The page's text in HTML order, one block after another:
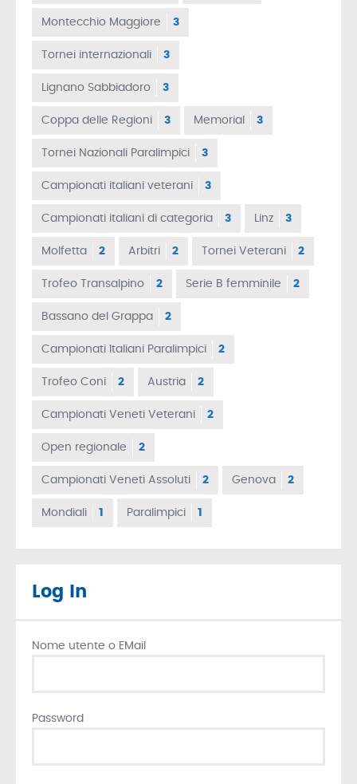
Montecchio Maggiore 3
Tornei internazionali 3
Lignano Sabbiadoro 3
Coppa delle Regioni 3 Memorial 3
Tornei Nazionali Paralimpici 3
Campionati italiani veterani 3
Campionati italiani di categoria 3 Linz 3
Molfetta 2 Arbitri 2 Tornei Veterani 2
Trofeo Transalpino 2 Serie B femminile 2
Bassano del Grappa 2
Campionati Italiani Paralimpici 2
Trofeo Coni 2 Austria 2
Campionati Veneti Veterani 2
Open regionale 2
Campionati Veneti Assoluti 2 Genova 2
Mondiali 1 Paralimpici 1
Log In
Nome utente o EMail
Password